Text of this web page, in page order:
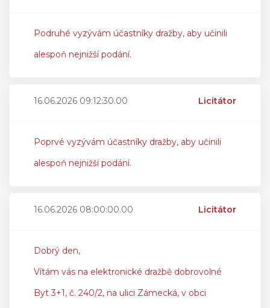
Podruhé vyzývám účastníky dražby, aby učinili
alespoň nejnižší podání.
16.06.2026 09:12:30.00 Licitátor
Poprvé vyzývám účastníky dražby, aby učinili
alespoň nejnižší podání.
16.06.2026 08:00:00.00 Licitátor
Dobrý den,
Vítám vás na elektronické dražbě dobrovolné
Byt 3+1, č. 240/2, na ulici Zámecká, v obci